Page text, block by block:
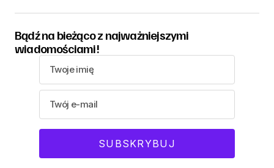
Bądź na bieżąco z najważniejszymi
wiadomościami!